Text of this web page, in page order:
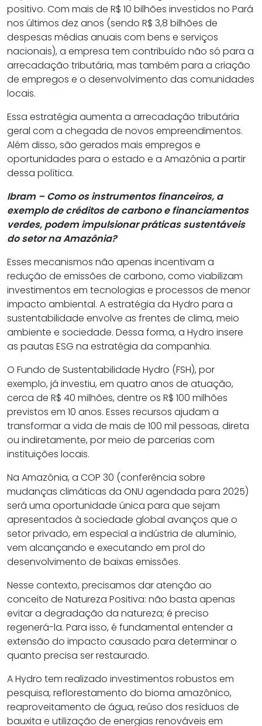
positivo. Com mais de R$ 10 bilhões investidos no Pará
nos últimos dez anos (sendo R$ 3,8 bilhões de
despesas médias anuais com bens e serviços
nacionais), a empresa tem contribuído não só para a
arrecadação tributária, mas também para a criação
de empregos e o desenvolvimento das comunidades
locais.
Essa estratégia aumenta a arrecadação tributária
geral com a chegada de novos empreendimentos.
Além disso, são gerados mais empregos e
oportunidades para o estado e a Amazônia a partir
dessa política.
Ibram – Como os instrumentos financeiros, a
exemplo de créditos de carbono e financiamentos
verdes, podem impulsionar práticas sustentáveis
do setor na Amazônia?
Esses mecanismos não apenas incentivam a
redução de emissões de carbono, como viabilizam
investimentos em tecnologias e processos de menor
impacto ambiental. A estratégia da Hydro para a
sustentabilidade envolve as frentes de clima, meio
ambiente e sociedade. Dessa forma, a Hydro insere
as pautas ESG na estratégia da companhia.
O Fundo de Sustentabilidade Hydro (FSH), por
exemplo, já investiu, em quatro anos de atuação,
cerca de R$ 40 milhões, dentre os R$ 100 milhões
previstos em 10 anos. Esses recursos ajudam a
transformar a vida de mais de 100 mil pessoas, direta
ou indiretamente, por meio de parcerias com
instituições locais.
Na Amazônia, a COP 30 (conferência sobre
mudanças climáticas da ONU agendada para 2025)
será uma oportunidade única para que sejam
apresentados à sociedade global avanços que o
setor privado, em especial a indústria de alumínio,
vem alcançando e executando em prol do
desenvolvimento de baixas emissões.
Nesse contexto, precisamos dar atenção ao
conceito de Natureza Positiva: não basta apenas
evitar a degradação da natureza; é preciso
regenerá-la. Para isso, é fundamental entender a
extensão do impacto causado para determinar o
quanto precisa ser restaurado.
A Hydro tem realizado investimentos robustos em
pesquisa, reflorestamento do bioma amazônico,
reaproveitamento de água, reúso dos resíduos de
bauxita e utilização de energias renováveis em